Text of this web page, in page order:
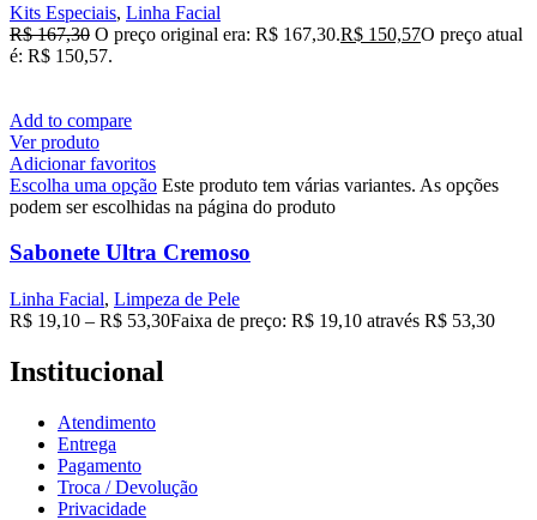
Kits Especiais, Linha Facial
R$167,30 O preço original era: R$ 167,30.R$ 150,57O preço atual
é: R$ 150,57.
Add to compare
Ver produto
Adicionar favoritos
Escolha uma opção Este produto tem várias variantes. As opções
podem ser escolhidas na página do produto
Sabonete Ultra Cremoso
Linha Facial, Limpeza de Pele
R$ 19,10 – R$ 53,30Faixa de preço: R$ 19,10 através R$ 53,30
Institucional
Atendimento
Entrega
Pagamento
Troca / Devolução
Privacidade